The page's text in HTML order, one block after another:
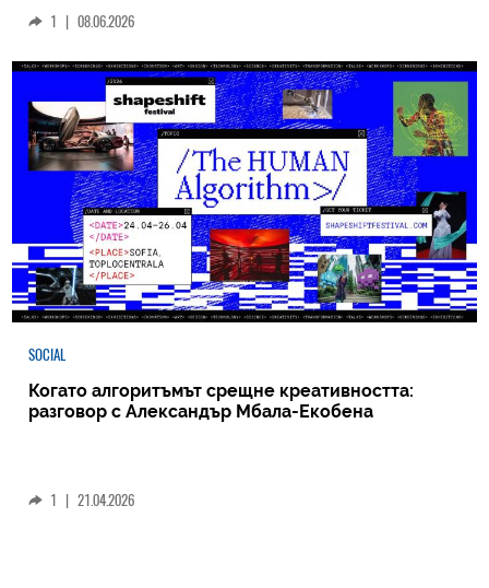
1 | 08.06.2026
SOCIAL
Когато алгоритъмът срещне креативността:
разговор с Александър Мбала-Екобена
1 | 21.04.2026